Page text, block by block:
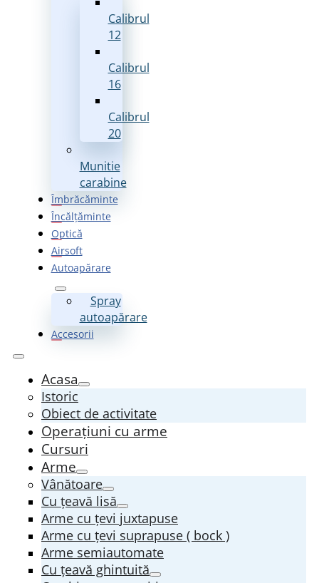
Calibrul
12
Calibrul
16
Calibrul
20
Munitie
carabine
Îmbrăcăminte
Încălțăminte
Optică
Airsoft
Autoapărare
Spray
autoapărare
Accesorii
Acasa
Istoric
Obiect de activitate
Operațiuni cu arme
Cursuri
Arme
Vânătoare
Cu țeavă lisă
Arme cu țevi juxtapuse
Arme cu țevi suprapuse ( bock )
Arme semiautomate
Cu țeavă ghintuită